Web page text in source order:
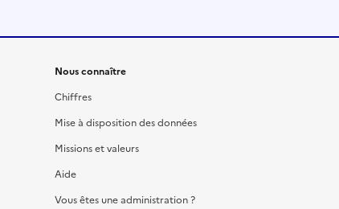
Nous connaître
Chiffres
Mise à disposition des données
Missions et valeurs
Aide
Vous êtes une administration ?